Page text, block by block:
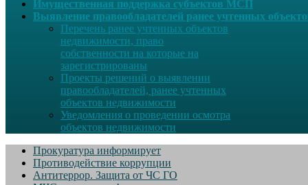
Имущественная поддержка субъектов МСП
Выявление правообладателей ранее учтенных
Перечень ранее учтенных объектов
недвижимости, право
собственности на которые на
зарегистрированы
Проекты решений о выявлении
правообладателей, ранее учтенных
объектов недвижимости
Уведомления о проведении осмотра
объектов недвижимости
Прокуратура информирует
Противодействие коррупции
Антитеррор. Защита от ЧС ГО